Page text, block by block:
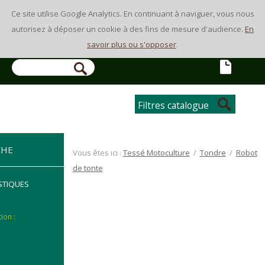
Ce site utilise Google Analytics. En continuant à naviguer, vous nous
autorisez à déposer un cookie à des fins de mesure d'audience. En
savoir plus ou s'opposer.
Type installation :
Vous êtes ici : Tessé Motoculture / Tondre / Robot
de tonte
Filtres catalogue